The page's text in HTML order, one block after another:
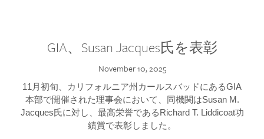
GIA、Susan Jacques氏を表彰
November 10, 2025
11月初旬、カリフォルニア州カールスバッドにあるGIA
本部で開催された理事会において、同機関はSusan M.
Jacques氏に対し、最高栄誉であるRichard T. Liddicoat功
績賞で表彰しました。